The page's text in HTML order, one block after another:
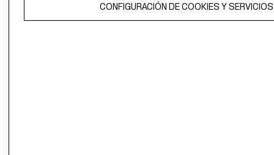
CONFIGURACIÓN DE COOKIES Y SERVICIOS